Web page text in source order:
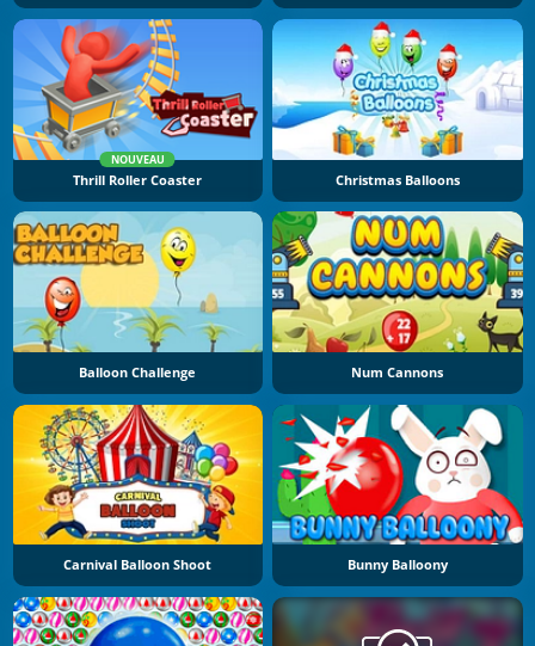
NOUVEAU
Thrill Roller Coaster Christmas Balloons
Balloon Challenge Num Cannons
Carnival Balloon Shoot Bunny Balloony